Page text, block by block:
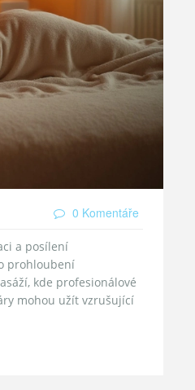
0 Komentáře
a posílení
prohloubení
kde profesionálové
mohou užít vzrušující